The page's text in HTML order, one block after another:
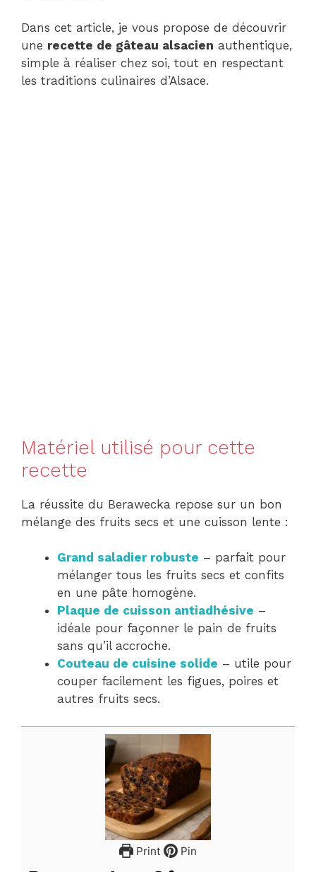
Dans cet article, je vous propose de découvrir
une recette de gâteau alsacien authentique,
simple à réaliser chez soi, tout en respectant
les traditions culinaires d’Alsace.
Matériel utilisé pour cette
recette
La réussite du Berawecka repose sur un bon
mélange des fruits secs et une cuisson lente :
Grand saladier robuste – parfait pour
mélanger tous les fruits secs et confits
en une pâte homogène.
Plaque de cuisson antiadhésive –
idéale pour façonner le pain de fruits
sans qu’il accroche.
Couteau de cuisine solide – utile pour
couper facilement les figues, poires et
autres fruits secs.
Print Pin